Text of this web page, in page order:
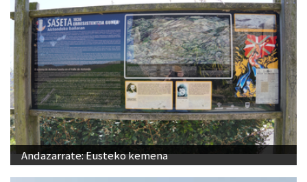
Andazarrate: Eusteko kemena